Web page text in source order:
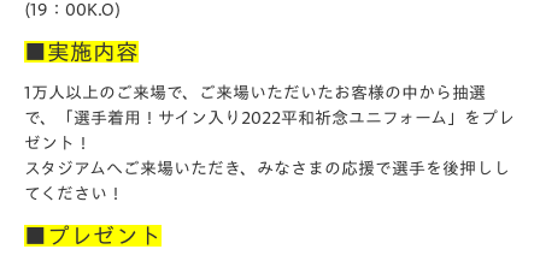
(19：00K.O)
■実施内容
1万人以上のご来場で、ご来場いただいたお客様の中から抽選
で、「選手着用！サイン入り2022平和祈念ユニフォーム」をプレ
ゼント！
スタジアムへご来場いただき、みなさまの応援で選手を後押しし
てください！
■プレゼント